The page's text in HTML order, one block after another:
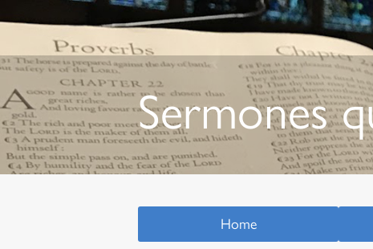
Sermones
Home